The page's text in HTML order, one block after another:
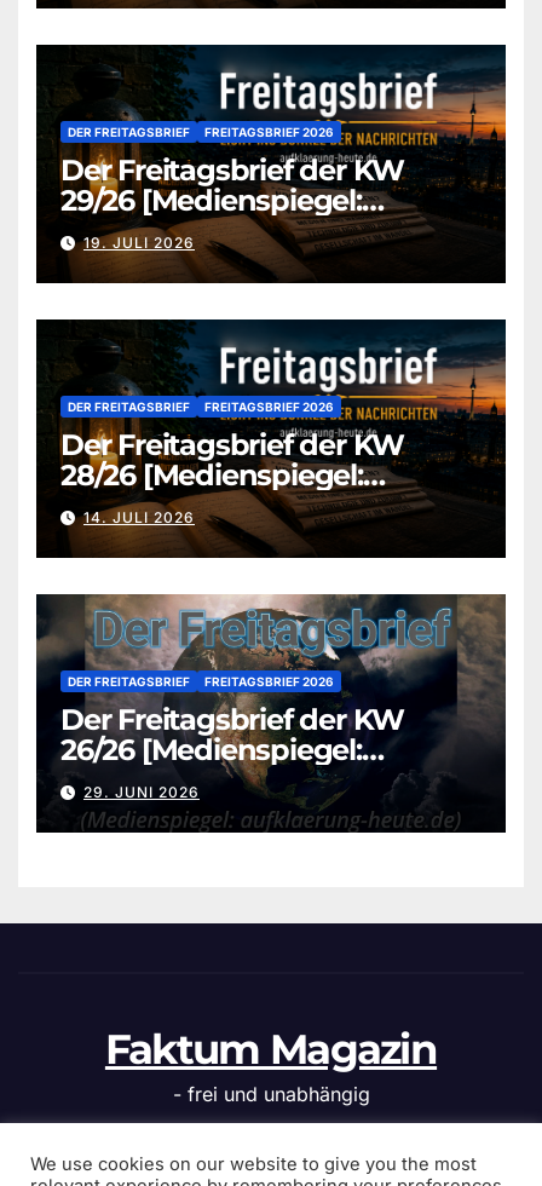
DER FREITAGSBRIEF FREITAGSBRIEF 2026
Der Freitagsbrief der KW
29/26 [Medienspiegel:
aufklaerung-heute.de]
19. JULI 2026
DER FREITAGSBRIEF FREITAGSBRIEF 2026
Der Freitagsbrief der KW
28/26 [Medienspiegel:
aufklaerung-heute.de]
14. JULI 2026
DER FREITAGSBRIEF FREITAGSBRIEF 2026
Der Freitagsbrief der KW
26/26 [Medienspiegel:
aufklaerung-heute.de]
29. JUNI 2026
Faktum Magazin
- frei und unabhängig
We use cookies on our website to give you the most